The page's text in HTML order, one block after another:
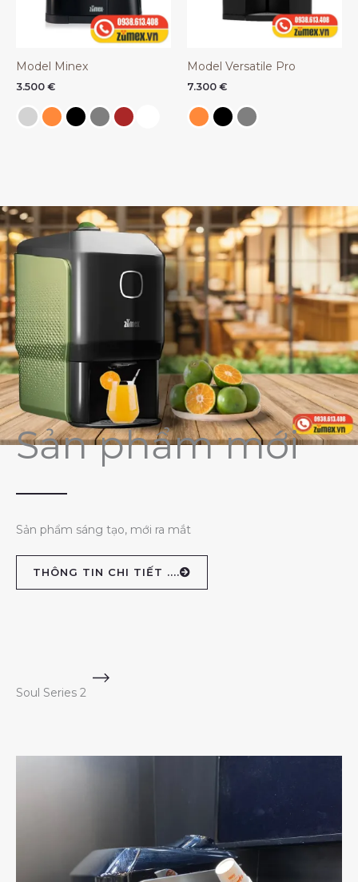
Model Minex
3.500 €
Model Versatile Pro
7.300 €
Sản phẩm mới
Sản phẩm sáng tạo, mới ra mắt
THÔNG TIN CHI TIẾT ....
Soul Series 2